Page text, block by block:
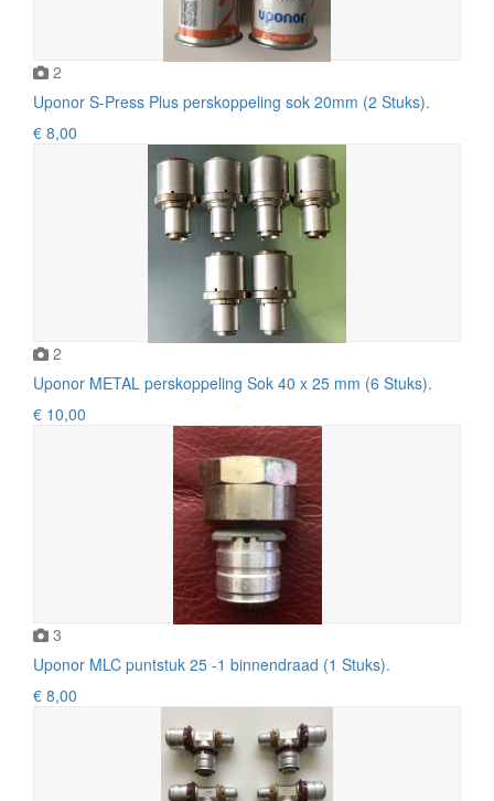
2
Uponor S-Press Plus perskoppeling sok 20mm (2 Stuks).
€ 8,00
2
Uponor METAL perskoppeling Sok 40 x 25 mm (6 Stuks).
€ 10,00
3
Uponor MLC puntstuk 25 -1 binnendraad (1 Stuks).
€ 8,00